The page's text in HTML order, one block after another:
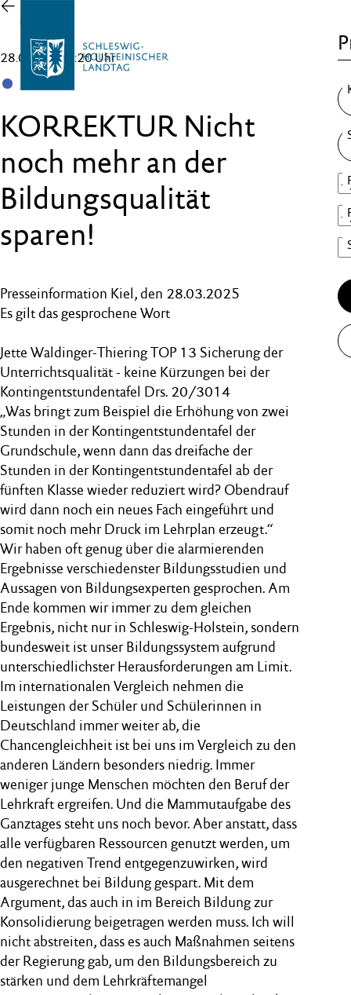
Zur
Übersicht
28.03.25 , 11:20 Uhr
KORREKTUR Nicht
noch mehr an der
Bildungsqualität
sparen!
Presseinformation Kiel, den 28.03.2025
Es gilt das gesprochene Wort
Jette Waldinger-Thiering TOP 13 Sicherung der
Unterrichtsqualität - keine Kürzungen bei der
Kontingentstundentafel Drs. 20/3014
„Was bringt zum Beispiel die Erhöhung von zwei
Stunden in der Kontingentstundentafel der
Grundschule, wenn dann das dreifache der
Stunden in der Kontingentstundentafel ab der
fünften Klasse wieder reduziert wird? Obendrauf
wird dann noch ein neues Fach eingeführt und
somit noch mehr Druck im Lehrplan erzeugt.“
Wir haben oft genug über die alarmierenden
Ergebnisse verschiedenster Bildungsstudien und
Aussagen von Bildungsexperten gesprochen. Am
Ende kommen wir immer zu dem gleichen
Ergebnis, nicht nur in Schleswig-Holstein, sondern
bundesweit ist unser Bildungssystem aufgrund
unterschiedlichster Herausforderungen am Limit.
Im internationalen Vergleich nehmen die
Leistungen der Schüler und Schülerinnen in
Deutschland immer weiter ab, die
Chancengleichheit ist bei uns im Vergleich zu den
anderen Ländern besonders niedrig. Immer
weniger junge Menschen möchten den Beruf der
Lehrkraft ergreifen. Und die Mammutaufgabe des
Ganztages steht uns noch bevor. Aber anstatt, dass
alle verfügbaren Ressourcen genutzt werden, um
den negativen Trend entgegenzuwirken, wird
ausgerechnet bei Bildung gespart. Mit dem
Argument, das auch in im Bereich Bildung zur
Konsolidierung beigetragen werden muss. Ich will
nicht abstreiten, dass es auch Maßnahmen seitens
der Regierung gab, um den Bildungsbereich zu
stärken und dem Lehrkräftemangel